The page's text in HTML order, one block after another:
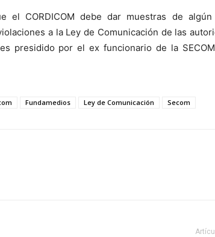
el CORDICOM debe dar muestras de
a la Ley de Comunicación de las
presidido por el ex funcionario de la
Fundamedios Ley de Comunicación Secom